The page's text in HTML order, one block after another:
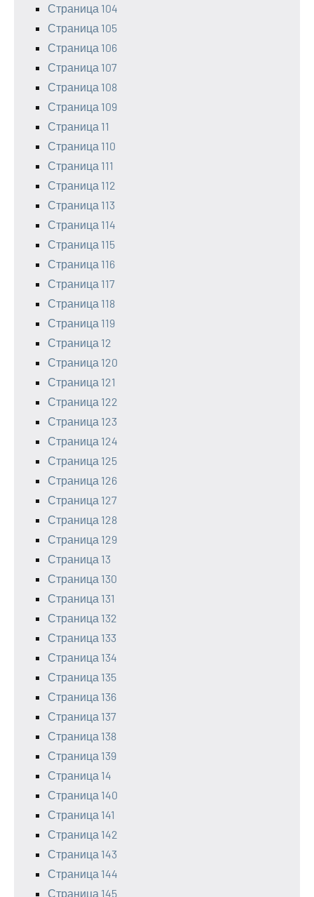
Страница 104
Страница 105
Страница 106
Страница 107
Страница 108
Страница 109
Страница 11
Страница 110
Страница 111
Страница 112
Страница 113
Страница 114
Страница 115
Страница 116
Страница 117
Страница 118
Страница 119
Страница 12
Страница 120
Страница 121
Страница 122
Страница 123
Страница 124
Страница 125
Страница 126
Страница 127
Страница 128
Страница 129
Страница 13
Страница 130
Страница 131
Страница 132
Страница 133
Страница 134
Страница 135
Страница 136
Страница 137
Страница 138
Страница 139
Страница 14
Страница 140
Страница 141
Страница 142
Страница 143
Страница 144
Страница 145